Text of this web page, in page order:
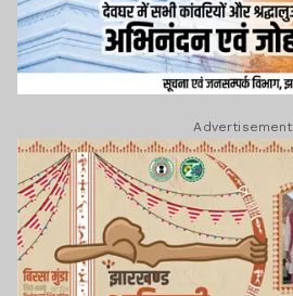
Advertisement